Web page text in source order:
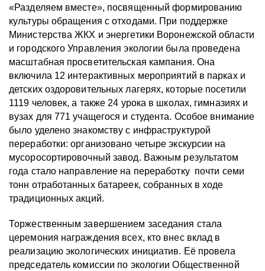
«Разделяем вместе», посвященный формированию
культуры обращения с отходами. При поддержке
Министерства ЖКХ и энергетики Воронежской области
и городского Управления экологии была проведена
масштабная просветительская кампания. Она
включила 12 интерактивных мероприятий в парках и
детских оздоровительных лагерях, которые посетили
1119 человек, а также 24 урока в школах, гимназиях и
вузах для 771 учащегося и студента. Особое внимание
было уделено знакомству с инфраструктурой
переработки: организовано четыре экскурсии на
мусоросортировочный завод. Важным результатом
года стало направление на переработку почти семи
тонн отработанных батареек, собранных в ходе
традиционных акций.
Торжественным завершением заседания стала
церемония награждения всех, кто внес вклад в
реализацию экологических инициатив. Её провела
председатель комиссии по экологии Общественной